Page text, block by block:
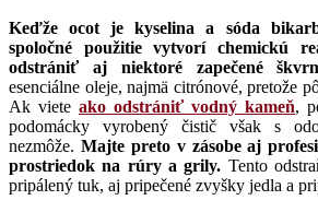
Keďže ocot je kyselina a sóda
spoločné použitie vytvorí chemickú
odstrániť aj niektoré zapečené
esenciálne oleje, najmä citrónové, pretože
Ak viete ako odstrániť vodný kameň,
podomácky vyrobený čistič však s
nezmôže. Majte preto v zásobe aj
prostriedok na rúry a grily. Tento
pripálený tuk, aj pripečené zvyšky jedla a